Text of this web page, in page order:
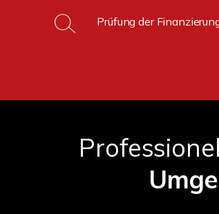
Prüfung der